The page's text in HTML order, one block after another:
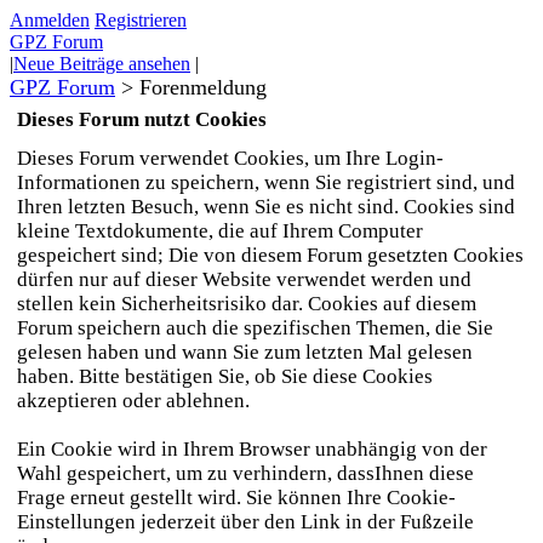
Anmelden Registrieren
GPZ Forum
|Neue Beiträge ansehen |
GPZ Forum > Forenmeldung
Dieses Forum nutzt Cookies
Dieses Forum verwendet Cookies, um Ihre Login-
Informationen zu speichern, wenn Sie registriert sind, und
Ihren letzten Besuch, wenn Sie es nicht sind. Cookies sind
kleine Textdokumente, die auf Ihrem Computer
gespeichert sind; Die von diesem Forum gesetzten Cookies
dürfen nur auf dieser Website verwendet werden und
stellen kein Sicherheitsrisiko dar. Cookies auf diesem
Forum speichern auch die spezifischen Themen, die Sie
gelesen haben und wann Sie zum letzten Mal gelesen
haben. Bitte bestätigen Sie, ob Sie diese Cookies
akzeptieren oder ablehnen.
Ein Cookie wird in Ihrem Browser unabhängig von der
Wahl gespeichert, um zu verhindern, dassIhnen diese
Frage erneut gestellt wird. Sie können Ihre Cookie-
Einstellungen jederzeit über den Link in der Fußzeile